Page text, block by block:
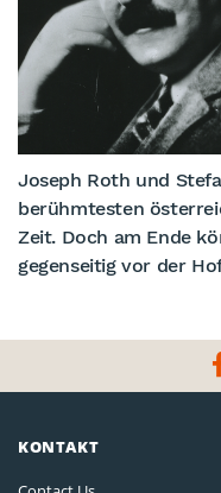
Joseph Roth und
berühmtesten
Zeit. Doch am Ende
gegenseitig vor der
KONTAKT